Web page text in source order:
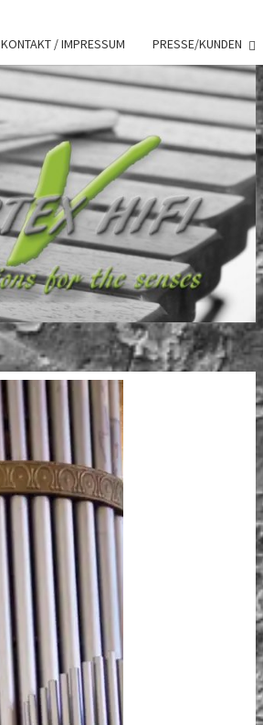
KONTAKT / IMPRESSUM PRESSE/KUNDEN